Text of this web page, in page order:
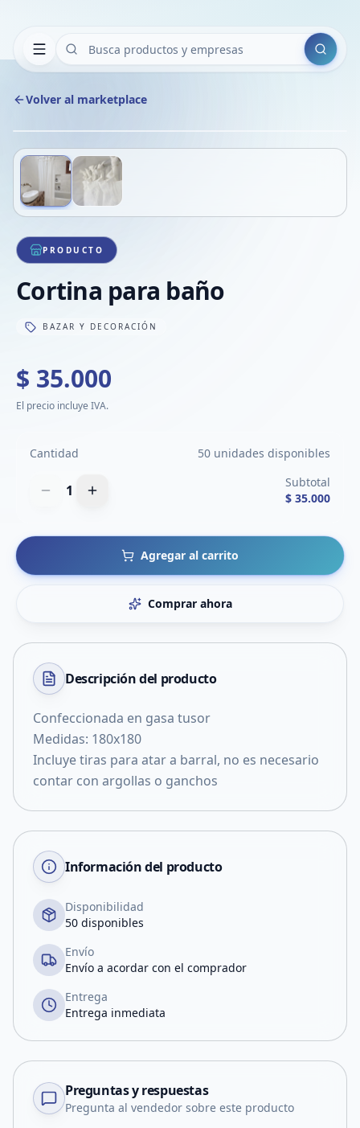
Buscar
Volver al marketplace
1/2
PRODUCTO
Cortina para baño
BAZAR Y DECORACIÓN
$ 35.000
El precio incluye IVA.
Cantidad 50 unidades disponibles
1
Subtotal
$ 35.000
Agregar al carrito
Comprar ahora
Descripción del producto
Confeccionada en gasa tusor
Medidas: 180x180
Incluye tiras para atar a barral, no es necesario
contar con argollas o ganchos
Información del producto
Disponibilidad
50 disponibles
Envío
Envío a acordar con el comprador
Entrega
Entrega inmediata
Preguntas y respuestas
Pregunta al vendedor sobre este producto